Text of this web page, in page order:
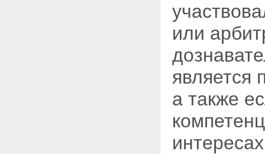
или
является
а также